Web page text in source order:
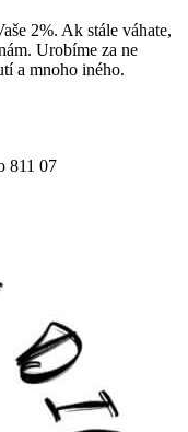
2%. Ak stále váhate,
Urobíme za ne
a mnoho iného.
811 07